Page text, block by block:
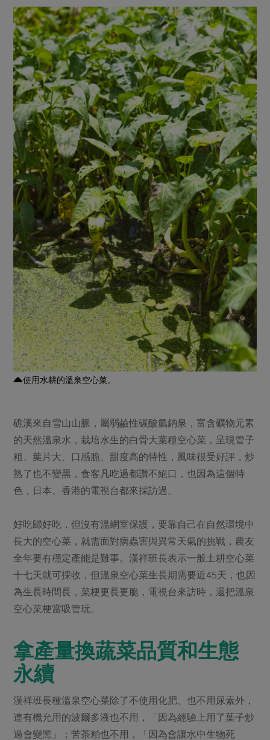
使用水耕的溫泉空心菜。
礁溪來自雪山山脈，屬弱鹼性碳酸氫鈉泉，富含礦物元素
的天然溫泉水，栽培水生的白骨大葉種空心菜，呈現管子
粗、葉片大、口感脆、甜度高的特性，風味很受好評，炒
熟了也不變黑，食客凡吃過都讚不絕口，也因為這個特
色，日本、香港的電視台都來採訪過。
好吃歸好吃，但沒有溫網室保護，要靠自己在自然環境中
長大的空心菜，就需面對病蟲害與異常天氣的挑戰，農友
全年要有穩定產能是難事。漢祥班長表示一般土耕空心菜
十七天就可採收，但溫泉空心菜生長期需要近45天，也因
為生長時間長，菜梗更長更脆，電視台來訪時，還把溫泉
空心菜梗當吸管玩。
拿產量換蔬菜品質和生態
永續
漢祥班長種溫泉空心菜除了不使用化肥、也不用尿素外，
連有機允用的波爾多液也不用，「因為經驗上用了葉子炒
過會變黑」；苦茶粕也不用，「因為會讓水中生物死